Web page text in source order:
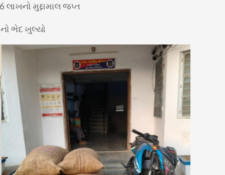
લાખનો મુદ્દામાલ જપ્ત
ભેદ ખુલ્યો